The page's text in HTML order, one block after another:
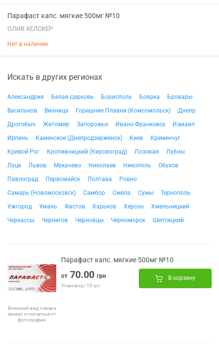
Парафаст капс. мягкие 500мг №10
ОЛИВ ХЕЛСКЕР
Нет в наличии
Искать в других регионах
Александрия Белая Церковь Борисполь Боярка
Бровары
Васильков
Винница Горишние Плавни (Комсомольск)
Днепр
Дрогобыч
Житомир Запорожье Ивано-Франковск
Измаил
Ирпень
Каменское (Днепродзержинск) Киев
Кременчуг
Кривой Рог
Кропивницкий (Кировоград) Лозовая
Лубны
Луцк
Львов Мукачево Николаев Никополь
Обухов
Павлоград
Первомайск Полтава
Ровно
Самарь (Новомосковск)
Самбор Смела Сумы
Тернополь
Ужгород
Умань Фастов Харьков Херсон
Хмельницкий
Черкассы
Чернигов Черновцы Черноморск Шептицкий
Внешний вид товара
может отличаться от
фотографии
Парафаст капс. мягкие 500мг №10
от 70.00 грн
Упаковка / 10 шт.
В корзину